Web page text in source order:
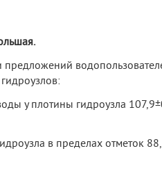
у плотины гидроузла
в пределах отметок